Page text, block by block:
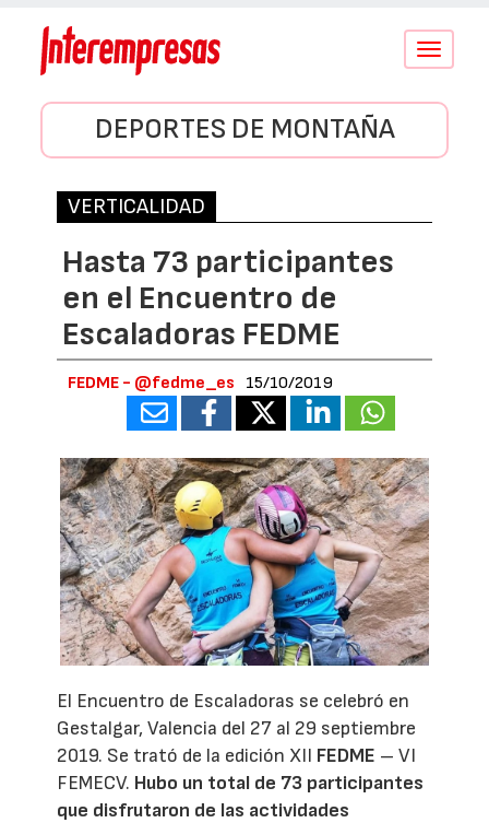
Conmutar
DEPORTES DE MONTAÑA
VERTICALIDAD
Hasta 73 participantes
en el Encuentro de
Escaladoras FEDME
FEDME - @fedme_es 15/10/2019
El Encuentro de Escaladoras se celebró en
Gestalgar, Valencia del 27 al 29 septiembre
2019. Se trató de la edición XII FEDME – VI
FEMECV. Hubo un total de 73 participantes
que disfrutaron de las actividades